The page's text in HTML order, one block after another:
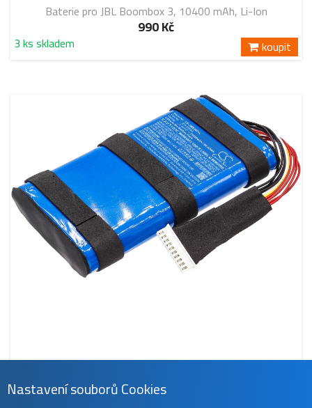
Baterie pro JBL Boombox 3, 10400 mAh, Li-Ion
990 Kč
3 ks skladem koupit
Nastavení souborů Cookies